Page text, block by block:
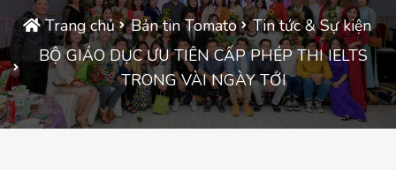
Trang chủ Bản tin Tomato
Tin tức & Sự kiện
BỘ GIÁO DỤC ƯU TIÊN CẤP PHÉP THI IELTS
TRONG VÀI NGÀY TỚI